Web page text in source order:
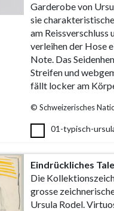
Garderobe von
sie
am Reissverschluss
verleihen der Hose
Note. Das
Streifen und
fällt locker am
© Schweizerisches
01-typisch-
Eindrückliches
Die
grosse
Ursula Rodel.